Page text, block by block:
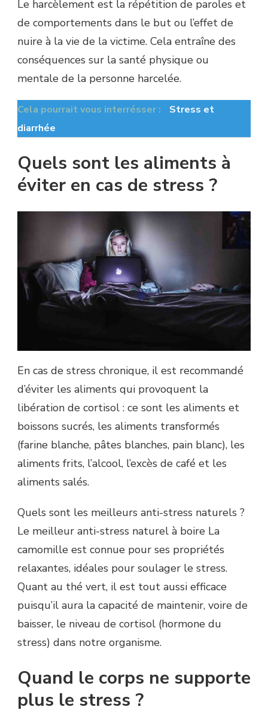
Le harcèlement est la répétition de paroles et
de comportements dans le but ou l’effet de
nuire à la vie de la victime. Cela entraîne des
conséquences sur la santé physique ou
mentale de la personne harcelée.
Cela pourrait vous interrésser :
Stress et
diarrhée
Quels sont les aliments à
éviter en cas de stress ?
En cas de stress chronique, il est recommandé
d’éviter les aliments qui provoquent la
libération de cortisol : ce sont les aliments et
boissons sucrés, les aliments transformés
(farine blanche, pâtes blanches, pain blanc), les
aliments frits, l’alcool, l’excès de café et les
aliments salés.
Quels sont les meilleurs anti-stress naturels ?
Le meilleur anti-stress naturel à boire La
camomille est connue pour ses propriétés
relaxantes, idéales pour soulager le stress.
Quant au thé vert, il est tout aussi efficace
puisqu’il aura la capacité de maintenir, voire de
baisser, le niveau de cortisol (hormone du
stress) dans notre organisme.
Quand le corps ne supporte
plus le stress ?